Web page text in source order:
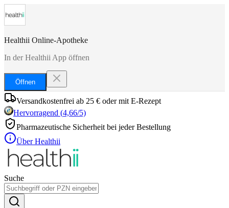
Healthii Online-Apotheke
In der Healthii App öffnen
Öffnen
Versandkostenfrei ab 25 € oder mit E-Rezept
Hervorragend (4,66/5)
Pharmazeutische Sicherheit bei jeder Bestellung
Über Healthii
Suche